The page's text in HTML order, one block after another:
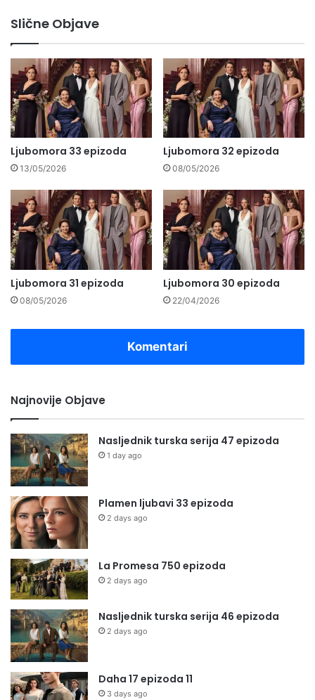
Slične Objave
Ljubomora 33 epizoda
13/05/2026
Ljubomora 32 epizoda
08/05/2026
Ljubomora 31 epizoda
08/05/2026
Ljubomora 30 epizoda
22/04/2026
Komentari
Najnovije Objave
Nasljednik turska serija 47 epizoda
1 day ago
Plamen ljubavi 33 epizoda
2 days ago
La Promesa 750 epizoda
2 days ago
Nasljednik turska serija 46 epizoda
2 days ago
Daha 17 epizoda 11
3 days ago